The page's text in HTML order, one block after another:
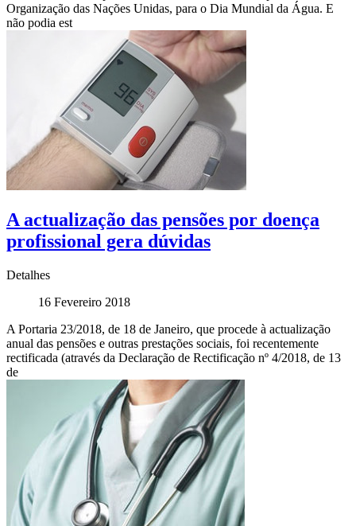
Organização das Nações Unidas, para o Dia Mundial da Água. E
não podia est
A actualização das pensões por doença
profissional gera dúvidas
Detalhes
16 Fevereiro 2018
A Portaria 23/2018, de 18 de Janeiro, que procede à actualização
anual das pensões e outras prestações sociais, foi recentemente
rectificada (através da Declaração de Rectificação nº 4/2018, de 13
de